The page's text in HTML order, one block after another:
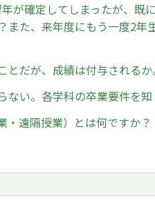
が確定してしまったが、既
また、来年度にもう一度2年
だが、成績は付与されるか
い。各学科の卒業要件を知
・遠隔授業）とは何ですか？